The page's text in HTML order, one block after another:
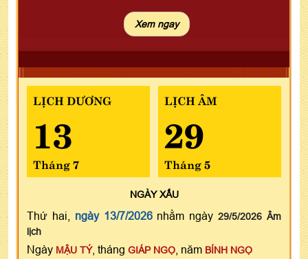
LỊCH DƯƠNG
13
Tháng 7
LỊCH ÂM
29
Tháng 5
NGÀYXẤU
Thứ hai, ngày 13/7/2026nhằm ngày29/5/2026 Âm
lịch
Ngày MẬU TÝ, tháng GIÁP NGỌ , năm BÍNH NGỌ